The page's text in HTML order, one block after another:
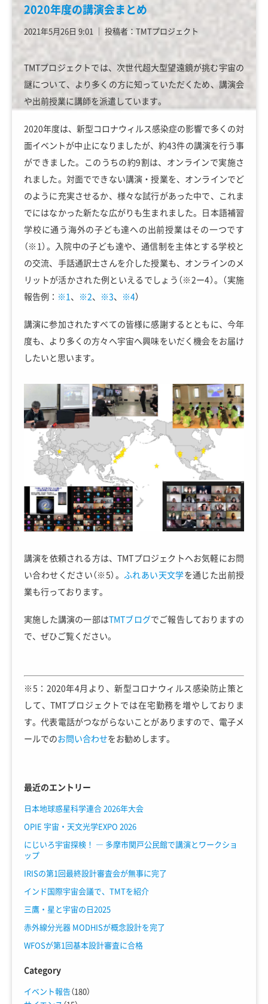
2020年度の講演会まとめ
2021年5月26日 9:01 │ 投稿者：TMTプロジェクト
TMTプロジェクトでは、次世代超大型望遠鏡が挑む宇宙の
謎について、より多くの方に知っていただくため、講演会
や出前授業に講師を派遣しています。
2020年度は、新型コロナウィルス感染症の影響で多くの対
面イベントが中止になりましたが、約43件の講演を行う事
ができました。このうちの約9割は、オンラインで実施さ
れました。対面でできない講演・授業を、オンラインでど
のように充実させるか、様々な試行があった中で、これま
でにはなかった新たな広がりも生まれました。日本語補習
学校に通う海外の子ども達への出前授業はその一つです
（※1）。入院中の子ども達や、通信制を主体とする学校と
の交流、手話通訳士さんを介した授業も、オンラインのメ
リットが活かされた例といえるでしょう（※2ー4）。（実施
報告例： ※1 、 ※2、 ※3、 ※4）
講演に参加されたすべての皆様に感謝するとともに、今年
度も、より多くの方々へ宇宙へ興味をいだく機会をお届け
したいと思います。
講演を依頼される方は、TMTプロジェクトへお気軽にお問
い合わせください（※5）。 ふれあい天文学を通じた出前授
業も行っております。
実施した講演の一部はTMTブログでご報告しておりますの
で、ぜひご覧ください。
※5：2020年4月より、新型コロナウィルス感染防止策と
して、TMTプロジェクトでは在宅勤務を増やしておりま
す。代表電話がつながらないことがありますので、電子メ
ールでのお問い合わせをお勧めします。
最近のエントリー
日本地球惑星科学連合 2026年大会
OPIE 宇宙・天文光学EXPO 2026
にじいろ宇宙探検！ ― 多摩市関戸公民館で講演とワークショ
ップ
IRISの第1回最終設計審査会が無事に完了
インド国際宇宙会議で、TMTを紹介
三鷹・星と宇宙の日2025
赤外線分光器 MODHISが概念設計を完了
WFOSが第1回基本設計審査に合格
Category
イベント報告（180）